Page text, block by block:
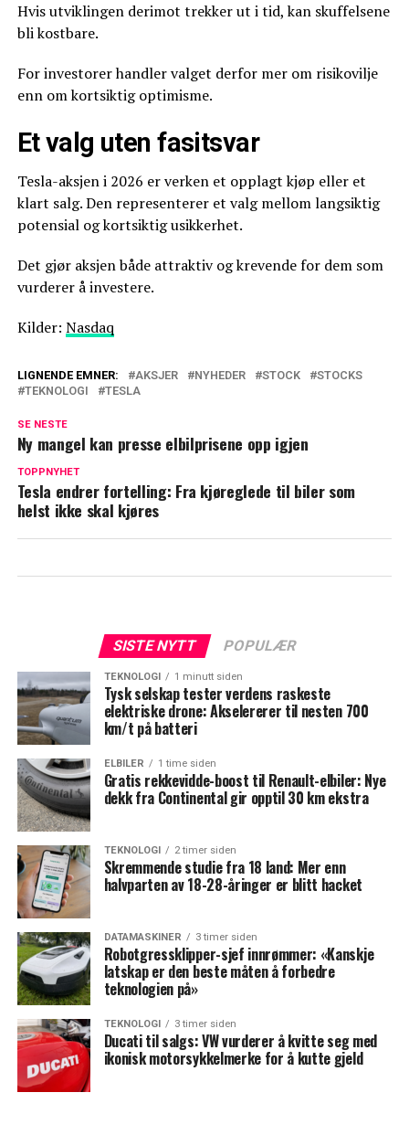
Hvis utviklingen derimot trekker ut i tid, kan skuffelsene
bli kostbare.
For investorer handler valget derfor mer om risikovilje
enn om kortsiktig optimisme.
Et valg uten fasitsvar
Tesla-aksjen i 2026 er verken et opplagt kjøp eller et
klart salg. Den representerer et valg mellom langsiktig
potensial og kortsiktig usikkerhet.
Det gjør aksjen både attraktiv og krevende for dem som
vurderer å investere.
Kilder: Nasdaq
LIGNENDE EMNER: AKSJER NYHEDER STOCK
STOCKS
TEKNOLOGI
TESLA
SE NESTE
Ny mangel kan presse elbilprisene opp igjen
TOPPNYHET
Tesla endrer fortelling: Fra kjøreglede til biler som
helst ikke skal kjøres
SISTE NYTT POPULÆR
TEKNOLOGI 1 minutt siden
Tysk selskap tester verdens raskeste
elektriske drone: Akselererer til nesten 700
km/t på batteri
ELBILER 1 time siden
Gratis rekkevidde-boost til Renault-elbiler: Nye
dekk fra Continental gir opptil 30 km ekstra
TEKNOLOGI 2 timer siden
Skremmende studie fra 18 land: Mer enn
halvparten av 18-28-åringer er blitt hacket
DATAMASKINER 3 timer siden
Robotgressklipper-sjef innrømmer: «Kanskje
latskap er den beste måten å forbedre
teknologien på»
TEKNOLOGI 3 timer siden
Ducati til salgs: VW vurderer å kvitte seg med
ikonisk motorsykkelmerke for å kutte gjeld